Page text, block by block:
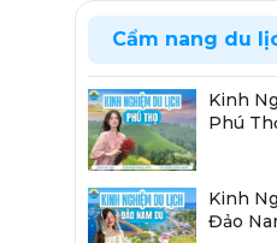
Cẩm nang du
Kinh
Phú
Kinh
Đảo